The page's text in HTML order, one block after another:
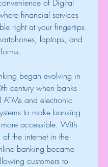
of Digital
financial services
right at your fingertips
laptops, and
began evolving in
century when banks
ATMs and electronic
to make banking
accessible. With
the internet in the
banking became
customers to